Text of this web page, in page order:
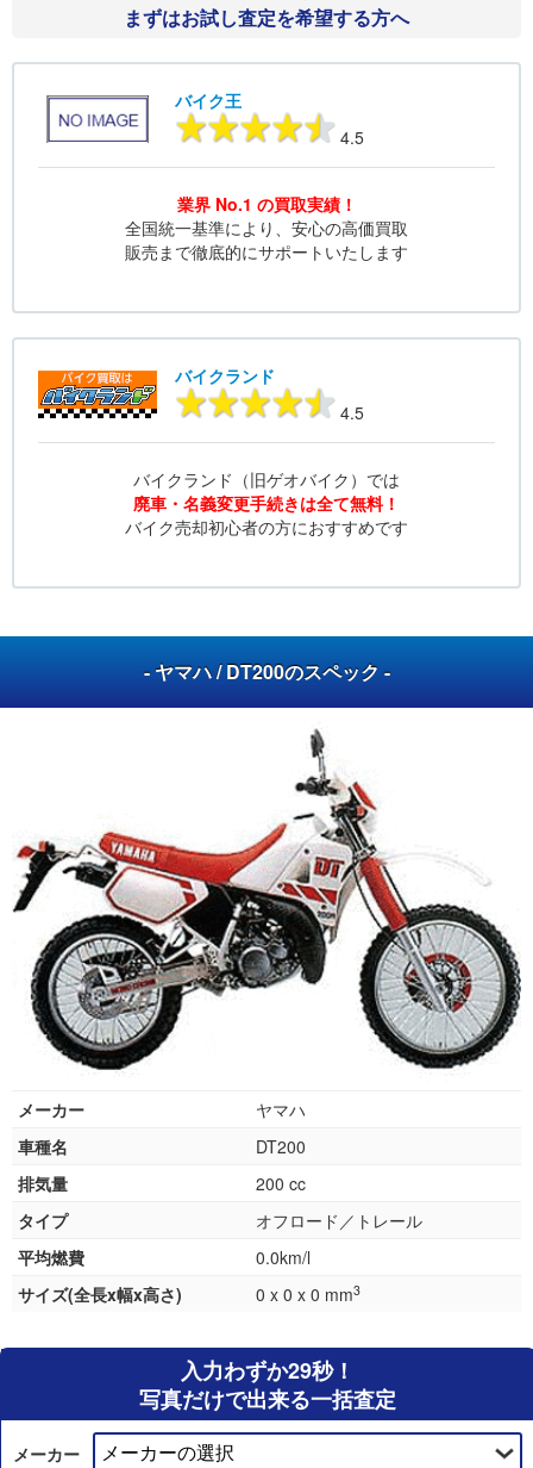
まずはお試し査定を希望する方へ
バイク王
4.5
業界 No.1 の買取実績！
全国統一基準により、安心の高価買取
販売まで徹底的にサポートいたします
バイクランド
4.5
バイクランド（旧ゲオバイク）では
廃車・名義変更手続きは全て無料！
バイク売却初心者の方におすすめです
- ヤマハ / DT200のスペック -
メーカー
ヤマハ
車種名
DT200
排気量
200 cc
タイプ
オフロード／トレール
平均燃費
0.0km/l
サイズ(全長x幅x高さ)
0 x 0 x 0 mm3
入力わずか29秒！
写真だけで出来る一括査定
メーカー